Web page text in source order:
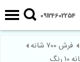
09124602254
فرش 700 شانه